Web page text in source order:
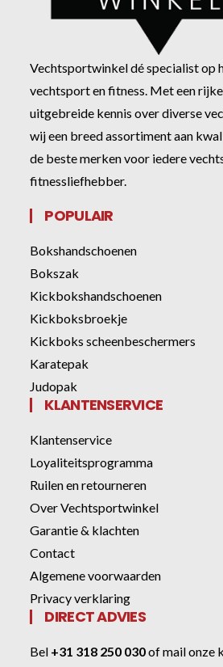
Vechtsportwinkel dé specialist op
vechtsport en fitness. Met een
uitgebreide kennis over diverse
wij een breed assortiment aan
de beste merken voor iedere
fitnessliefhebber.
POPULAIR
Bokshandschoenen
Bokszak
Kickbokshandschoenen
Kickboksbroekje
Kickboks scheenbeschermers
Karatepak
Judopak
KLANTENSERVICE
Klantenservice
Loyaliteitsprogramma
Ruilen en retourneren
Over Vechtsportwinkel
Garantie & klachten
Contact
Algemene voorwaarden
Privacy verklaring
DIRECT ADVIES
Bel +31 318 250 030ofmail onze